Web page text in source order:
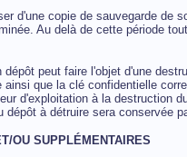
d'une copie de sauvegarde de
Au delà de cette période
peut faire l'objet d'une
que la clé confidentielle
d'exploitation à la destruction
à détruire sera conservée
OU SUPPLÉMENTAIRES